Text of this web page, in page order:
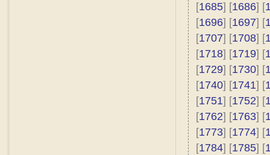
[1685] [1686] [
[1696] [1697] [
[1707] [1708] [
[1718] [1719] [
[1729] [1730] [
[1740] [1741] [
[1751] [1752] [
[1762] [1763] [
[1773] [1774] [
[1784] [1785] [